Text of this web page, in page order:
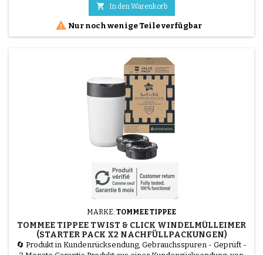
cm) vereint Hygiene und Komfort. Die Oberfläche aus 100%
wasserdichtem PVC ist leicht zu reinigen, während die Füllung
aus...
 In den Warenkorb
 Nur noch wenige Teile verfügbar
MARKE: TOMMEE TIPPEE
TOMMEE TIPPEE TWIST & CLICK WINDELMÜLLEIMER
(STARTER PACK X2 NACHFÜLLPACKUNGEN)
🔄 Produkt in Kundenrücksendung, Gebrauchsspuren - Geprüft -